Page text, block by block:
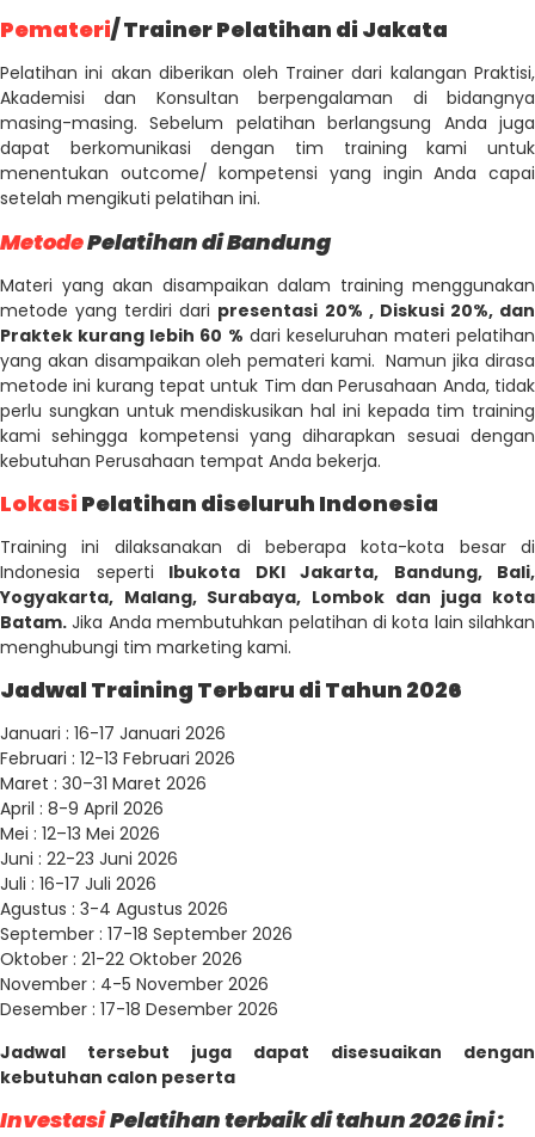
Pemateri/ Trainer Pelatihan di Jakata
Pelatihan ini akan diberikan oleh Trainer dari kalangan Praktisi,
Akademisi dan Konsultan berpengalaman di bidangnya
masing-masing. Sebelum pelatihan berlangsung Anda juga
dapat berkomunikasi dengan tim training kami untuk
menentukan outcome/ kompetensi yang ingin Anda capai
setelah mengikuti pelatihan ini.
MetodePelatihan di Bandung
Materi yang akan disampaikan dalam training menggunakan
metode yang terdiri dari presentasi 20% , Diskusi 20%, dan
Praktek kurang lebih 60 % dari keseluruhan materi pelatihan
yang akan disampaikan oleh pemateri kami. Namun jika dirasa
metode ini kurang tepat untuk Tim dan Perusahaan Anda, tidak
perlu sungkan untuk mendiskusikan hal ini kepada tim training
kami sehingga kompetensi yang diharapkan sesuai dengan
kebutuhan Perusahaan tempat Anda bekerja.
Lokasi Pelatihan diseluruh Indonesia
Training ini dilaksanakan di beberapa kota-kota besar di
Indonesia seperti Ibukota DKI Jakarta, Bandung, Bali,
Yogyakarta, Malang, Surabaya, Lombok dan juga kota
Batam. Jika Anda membutuhkan pelatihan di kota lain silahkan
menghubungi tim marketing kami.
Jadwal Training Terbaru di Tahun 2026
Januari : 16-17 Januari 2026
Februari : 12-13 Februari 2026
Maret : 30–31 Maret 2026
April : 8-9 April 2026
Mei : 12–13 Mei 2026
Juni : 22-23 Juni 2026
Juli : 16-17 Juli 2026
Agustus : 3-4 Agustus 2026
September : 17-18 September 2026
Oktober : 21-22 Oktober 2026
November : 4-5 November 2026
Desember : 17-18 Desember 2026
Jadwal tersebut juga dapat disesuaikan dengan
kebutuhan calon peserta
InvestasiPelatihan terbaik di tahun 2026 ini :